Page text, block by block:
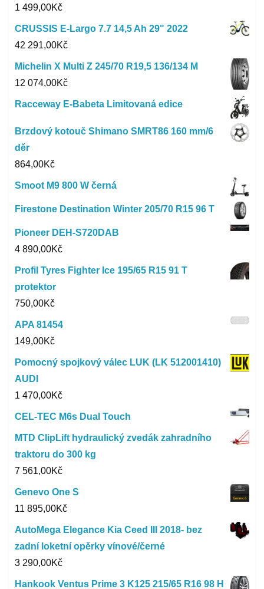
1 499,00Kč
CRUSSIS E-Largo 7.7 14,5 Ah 29" 2022
42 291,00Kč
Michelin X Multi Z 245/70 R19,5 136/134 M
12 074,00Kč
Racceway E-Babeta Limitovaná edice
Brzdový kotouč Shimano SMRT86 160 mm/6
děr
864,00Kč
Smoot M9 800 W černá
Firestone Destination Winter 205/70 R15 96 T
Pioneer DEH-S720DAB
4 890,00Kč
Profil Tyres Fighter Ice 195/65 R15 91 T
protektor
750,00Kč
APA 81454
149,00Kč
Pomocný spojkový válec LUK (LK 512001410)
AUDI
1 470,00Kč
CEL-TEC M6s Dual Touch
MTD ClipLift hydraulický zvedák zahradního
traktoru do 300 kg
7 561,00Kč
Genevo One S
11 895,00Kč
AutoMega Elegance Kia Ceed III 2018- bez
zadní loketní opěrky vínové/černé
3 290,00Kč
Hankook Ventus Prime 3 K125 215/65 R16 98 H